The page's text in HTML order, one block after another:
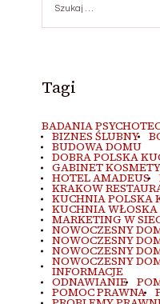
Tagi
BADANIA
BIZNES ŚLUBNY
BUDOWA DOMU
DOBRA POLSKA
GABINET
HOTEL AMADEUS
KRAKOW
KUCHNIA POLSKA
KUCHNIA
MARKETING W
NOWOCZESNY
NOWOCZESNY
NOWOCZESNY
NOWOCZESNY
INFORMACJE
ODNAWIANIE
POMOC PRAWNA